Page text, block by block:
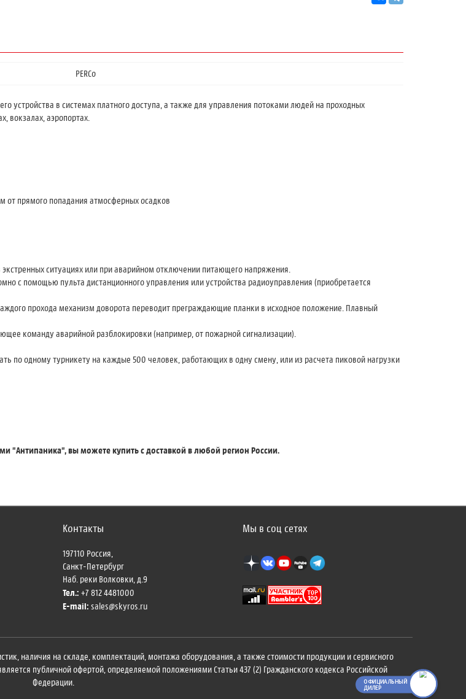
PERCo
устройства в системах платного доступа, а также для управления потоками людей на проходных
вокзалах, аэропортах.
прямого попадания атмосферных осадков
ситуациях или при аварийном отключении питающего напряжения.
с помощью пульта дистанционного управления или устройства радиоуправления (приобретается
прохода механизм доворота переводит преграждающие планки в исходное положение. Плавный
команду аварийной разблокировки (например, от пожарной сигнализации).
по одному турникету на каждые 500 человек, работающих в одну смену, или из расчета пиковой нагрузки
"Антипаника", вы можете купить с доставкой в любой регион России.
Контакты
197110 Россия,
Санкт-Петербург
Наб. реки Волковки, д.9
Тел.: +7 812 4481000
E-mail: sales@skyros.ru
Мы в соц сетях
наличия на складе, комплектаций, монтажа оборудования, а также стоимости продукции и сервисного
публичной офертой, определяемой положениями Статьи 437 (2) Гражданского кодекса Российской
Федерации.
ОФИЦИАЛЬНЫЙ
ДИЛЕР